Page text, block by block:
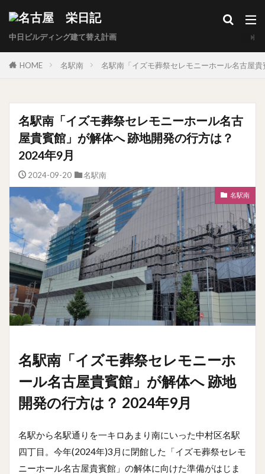
中日ビルディング建て替え計画
HOME 名駅南 名駅南「イズモ葬祭セレモニーホール名古屋
名駅南「イズモ葬祭セレモニーホール名古
屋貴賓館」が解体へ 跡地開発の行方は？
2024年9月
2024-09-20 名駅南
名駅南
名駅南「イズモ葬祭セレモニーホ
ール名古屋貴賓館」が解体へ 跡地
開発の行方は？ 2024年9月
名駅から名駅通りを一キロあまり南にいった中村区名駅
四丁目。今年(2024年)3月に閉館した「イズモ葬祭セレモ
ニーホール名古屋貴賓館」の解体に向けた準備がはじま